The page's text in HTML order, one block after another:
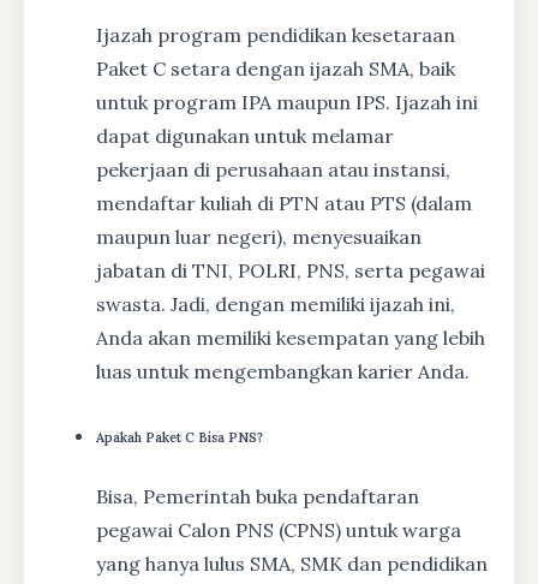
Ijazah program pendidikan kesetaraan
Paket C setara dengan ijazah SMA, baik
untuk program IPA maupun IPS. Ijazah ini
dapat digunakan untuk melamar
pekerjaan di perusahaan atau instansi,
mendaftar kuliah di PTN atau PTS (dalam
maupun luar negeri), menyesuaikan
jabatan di TNI, POLRI, PNS, serta pegawai
swasta. Jadi, dengan memiliki ijazah ini,
Anda akan memiliki kesempatan yang lebih
luas untuk mengembangkan karier Anda.
Apakah Paket C Bisa PNS?
Bisa, Pemerintah buka pendaftaran
pegawai Calon PNS (CPNS) untuk warga
yang hanya lulus SMA, SMK dan pendidikan